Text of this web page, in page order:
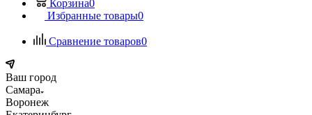
Корзина0
Избранные товары0
Сравнение товаров0
Ваш город
Самара
Воронеж